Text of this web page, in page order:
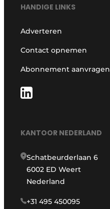
HANDIGE LINKS
Adverteren
Contact opnemen
Abonnement aanvragen
KANTOOR NEDERLAND
Schatbeurderlaan 6
6002 ED Weert
Nederland
+31 495 450095